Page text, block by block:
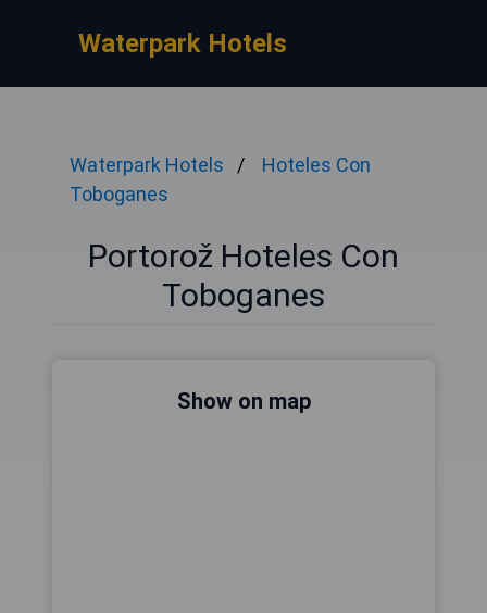
Waterpark Hotels
Waterpark Hotels
Hoteles Con
Toboganes
Portorož Hoteles Con
Toboganes
Show on map